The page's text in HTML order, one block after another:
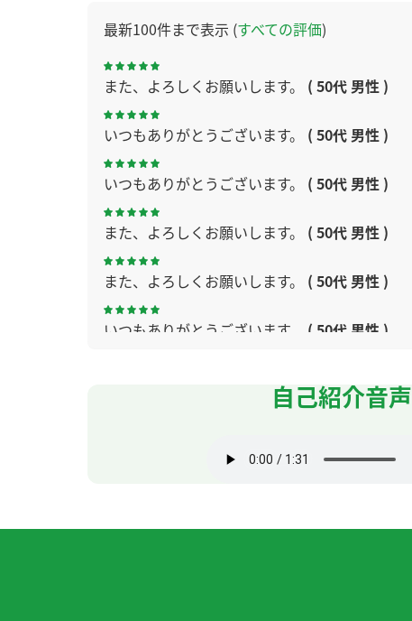
最新100件まで表示 (すべての評価)
また、よろしくお願いします。 ( 50代 男性 )
いつもありがとうございます。 ( 50代 男性 )
いつもありがとうございます。 ( 50代 男性 )
また、よろしくお願いします。 ( 50代 男性 )
また、よろしくお願いします。 ( 50代 男性 )
いつもありがとうございます。 ( 50代 男性 )
-また、よろしくお願いします。( 50代 男性 )
自己紹介音声